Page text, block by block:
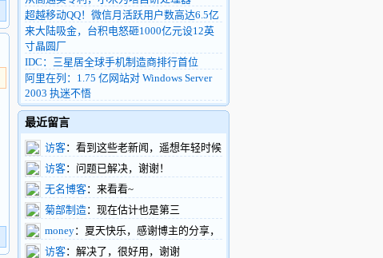
超越移动QQ！微信月活跃用户数高达6.5亿
来大陆吸金，台积电怒砸1000亿元设12英
寸晶圆厂
IDC：三星居全球手机制造商排行首位
阿里在列：1.75 亿网站对 Windows Server
2003 执迷不悟
最近留言
访客：看到这些老新闻，遥想年轻时候
的我，整天扑在富士康车间做验证，真有活
力啊
访客：问题已解决，谢谢！
无名博客：来看看~
菊部制造：现在估计也是第三
money：夏天快乐，感谢博主的分享，
支持了。
访客：解决了，很好用，谢谢